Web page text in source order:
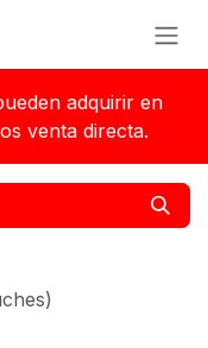
adquirir en
venta directa.